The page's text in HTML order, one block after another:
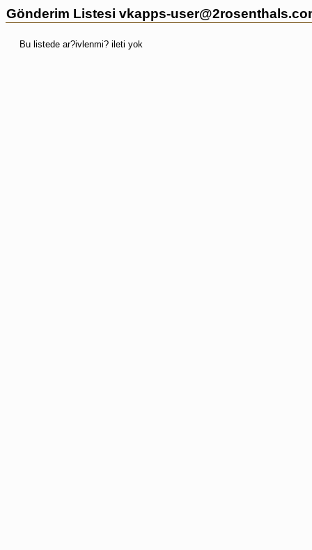
Gönderim Listesi vkapps-
Bu listede ar?ivlenmi? ileti yok